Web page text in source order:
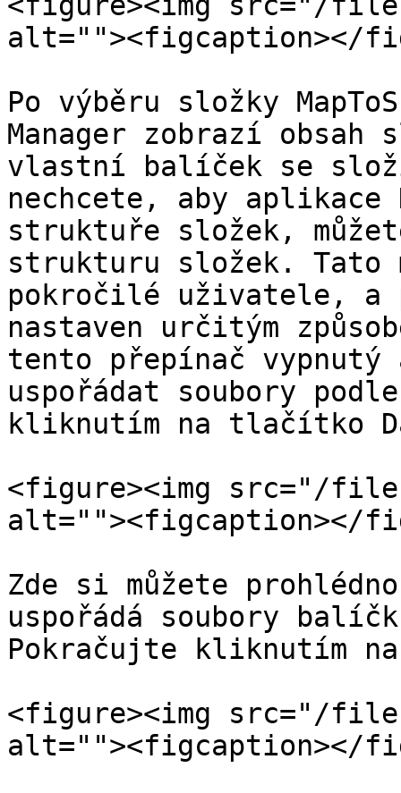
alt=""><figcaption></
Po výběru složky
Manager zobrazí obsah
vlastní balíček se
nechcete, aby aplikace
struktuře složek,
strukturu složek. Tato
pokročilé uživatele, a
nastaven určitým
tento přepínač vypnutý
uspořádat soubory
kliknutím na tlačítko
<figure><img src="/
alt=""><figcaption></
Zde si můžete
uspořádá soubory
Pokračujte kliknutím
<figure><img src="/
alt=""><figcaption></